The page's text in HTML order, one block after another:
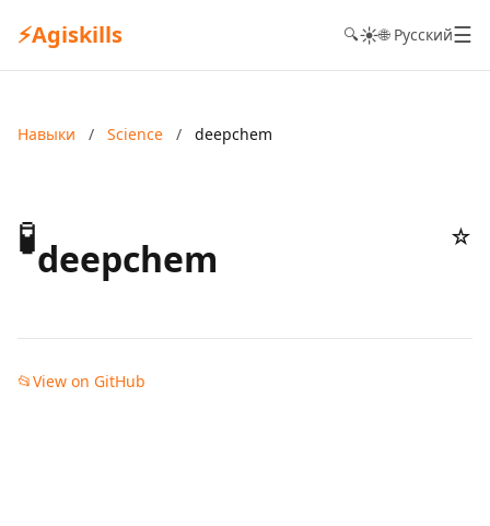
⚡Agiskills 🔍☀️🌐 Русский☰
Навыки / Science / deepchem
🧪deepchem ☆
📂View on GitHub